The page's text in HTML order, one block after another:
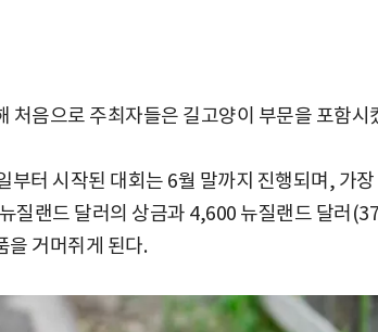
처음으로 주최자들은 길고양이 부문을 포함시
부터 시작된 대회는 6월 말까지 진행되며, 가
질랜드 달러의 상금과 4,600 뉴질랜드 달러
을 거머쥐게 된다.